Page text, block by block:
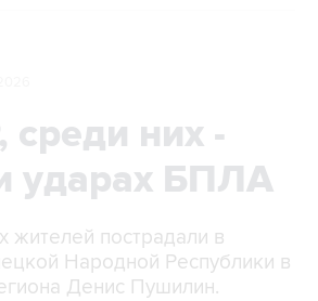
них -
ударах БПЛА
жителей пострадали в
Народной Республики в
Денис Пушилин.